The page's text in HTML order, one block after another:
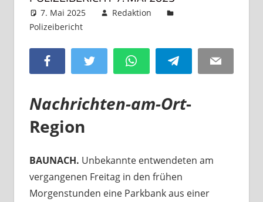
7. Mai 2025
Redaktion
Polizeibericht
Facebook Twitter WhatsAppTelegram Email
Nachrichten-am-Ort-
Region
BAUNACH. Unbekannte entwendeten am
vergangenen Freitag in den frühen
Morgenstunden eine Parkbank aus einer